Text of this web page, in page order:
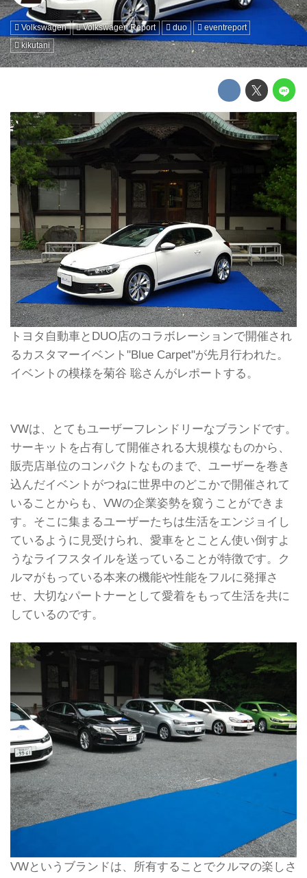
Volkswagen Volkswagen Report duo
eventreport
kikutani
トヨタ自動車とDUO店のコラボレーションで開催され
るカスタマーイベント"Blue Carpet"が先月行われた。
イベントの模様を菊谷 聡さんがレポートする。
VWは、とてもユーザーフレンドリーなブランドです。
サーキットを占有して開催される大規模なものから、
販売店単位のコンパクトなものまで、ユーザーを巻き
込んだイベントがつねに世界中のどこかで開催されて
いることからも、VWの企業姿勢を窺うことができま
す。そこに集まるユーザーたちは生活をエンジョイし
ているように見受けられ、愛車をとことん使い倒すよ
うなライフスタイルを送っていることが特徴です。ク
ルマがもっている本来の機能や性能をフルに発揮さ
せ、大切なパートナーとして愛着をもって生活を共に
しているのです。
VWというブランドは、所有することでクルマの楽しさ